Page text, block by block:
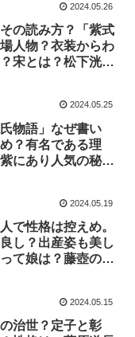
2024.05.26
の読み方？「紫式
人物？衣装からわ
宋とは？松下洸平
2024.05.25
物語」なぜ書い
？有名である理
にあり人気の秘
2024.05.19
で性格は控えめ。
し？出産姿も美し
て娘は？藤壺の住
2024.05.15
治世？定子と彰